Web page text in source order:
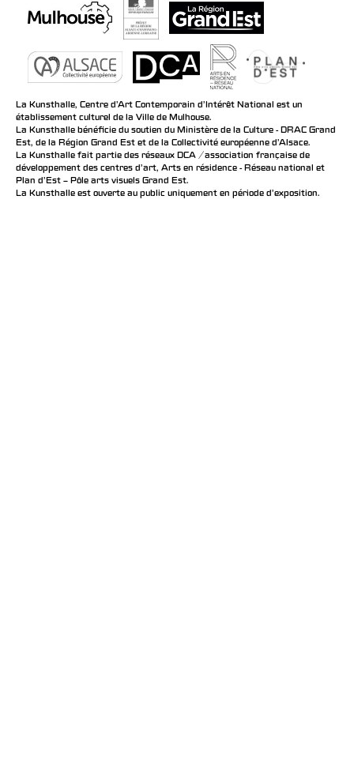
La Kunsthalle, Centre d’Art Contemporain d’Intérêt National est un
établissement culturel de la Ville de Mulhouse.
La Kunsthalle bénéficie du soutien du Ministère de la Culture - DRAC Grand
Est, de la Région Grand Est et de la Collectivité européenne d’Alsace.
La Kunsthalle fait partie des réseaux DCA / association française de
développement des centres d'art, Arts en résidence - Réseau national et
Plan d’Est – Pôle arts visuels Grand Est.
La Kunsthalle est ouverte au public uniquement en période d'exposition.